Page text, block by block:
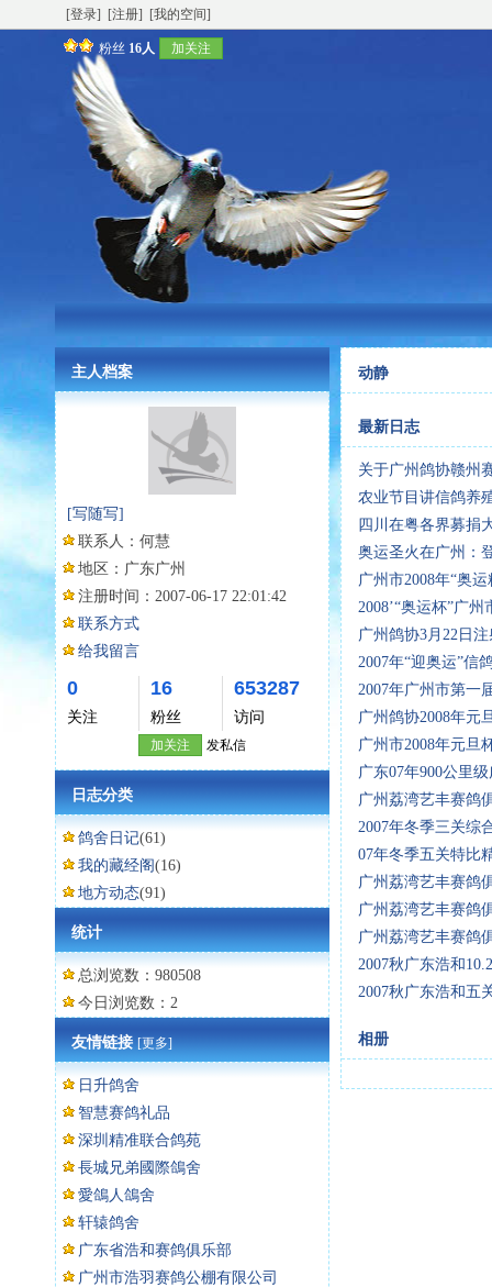
[登录] [注册] [我的空间]
粉丝 16人 加关注
主人档案
[写随写]
联系人： 何慧
地区： 广东广州
注册时间： 2007-06-17 22:01:42
联系方式
给我留言
0
关注
16
粉丝
653287
访问
加关注 发私信
日志分类
鸽舍日记(61)
我的藏经阁(16)
地方动态(91)
统计
总浏览数：980508
今日浏览数：2
友情链接[更多]
日升鸽舍
智慧赛鸽礼品
深圳精准联合鸽苑
長城兄弟國際鴿舍
愛鴿人鴿舍
轩辕鸽舍
广东省浩和赛鸽俱乐部
广州市浩羽赛鸽公棚有限公司
动静
最新日志
关于广州鸽协赣州
农业节目讲信鸽养
四川在粤各界募捐
奥运圣火在广州：
广州市2008年“奥
2008’“奥运杯”广
广州鸽协3月22日
2007年“迎奥运”信
2007年广州市第一
广州鸽协2008年元
广州市2008年元旦
广东07年900公里
广州荔湾艺丰赛鸽
2007年冬季三关综
07年冬季五关特比
广州荔湾艺丰赛鸽
广州荔湾艺丰赛鸽
广州荔湾艺丰赛鸽
2007秋广东浩和
2007秋广东浩和五
相册